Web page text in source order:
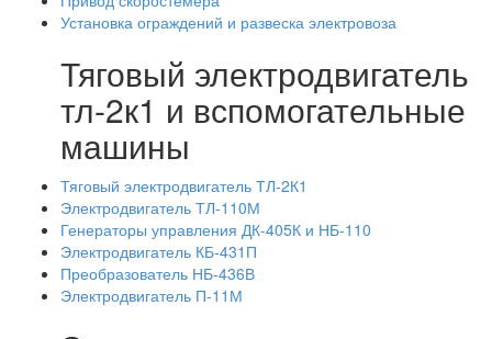
Установка ограждений и развеска электровоза
Тяговый электродвигатель
тл-2к1 и вспомогательные
машины
Тяговый электродвигатель ТЛ-2К1
Электродвигатель ТЛ-110М
Генераторы управления ДК-405К и НБ-110
Электродвигатель КБ-431П
Преобразователь НБ-436В
Электродвигатель П-11М